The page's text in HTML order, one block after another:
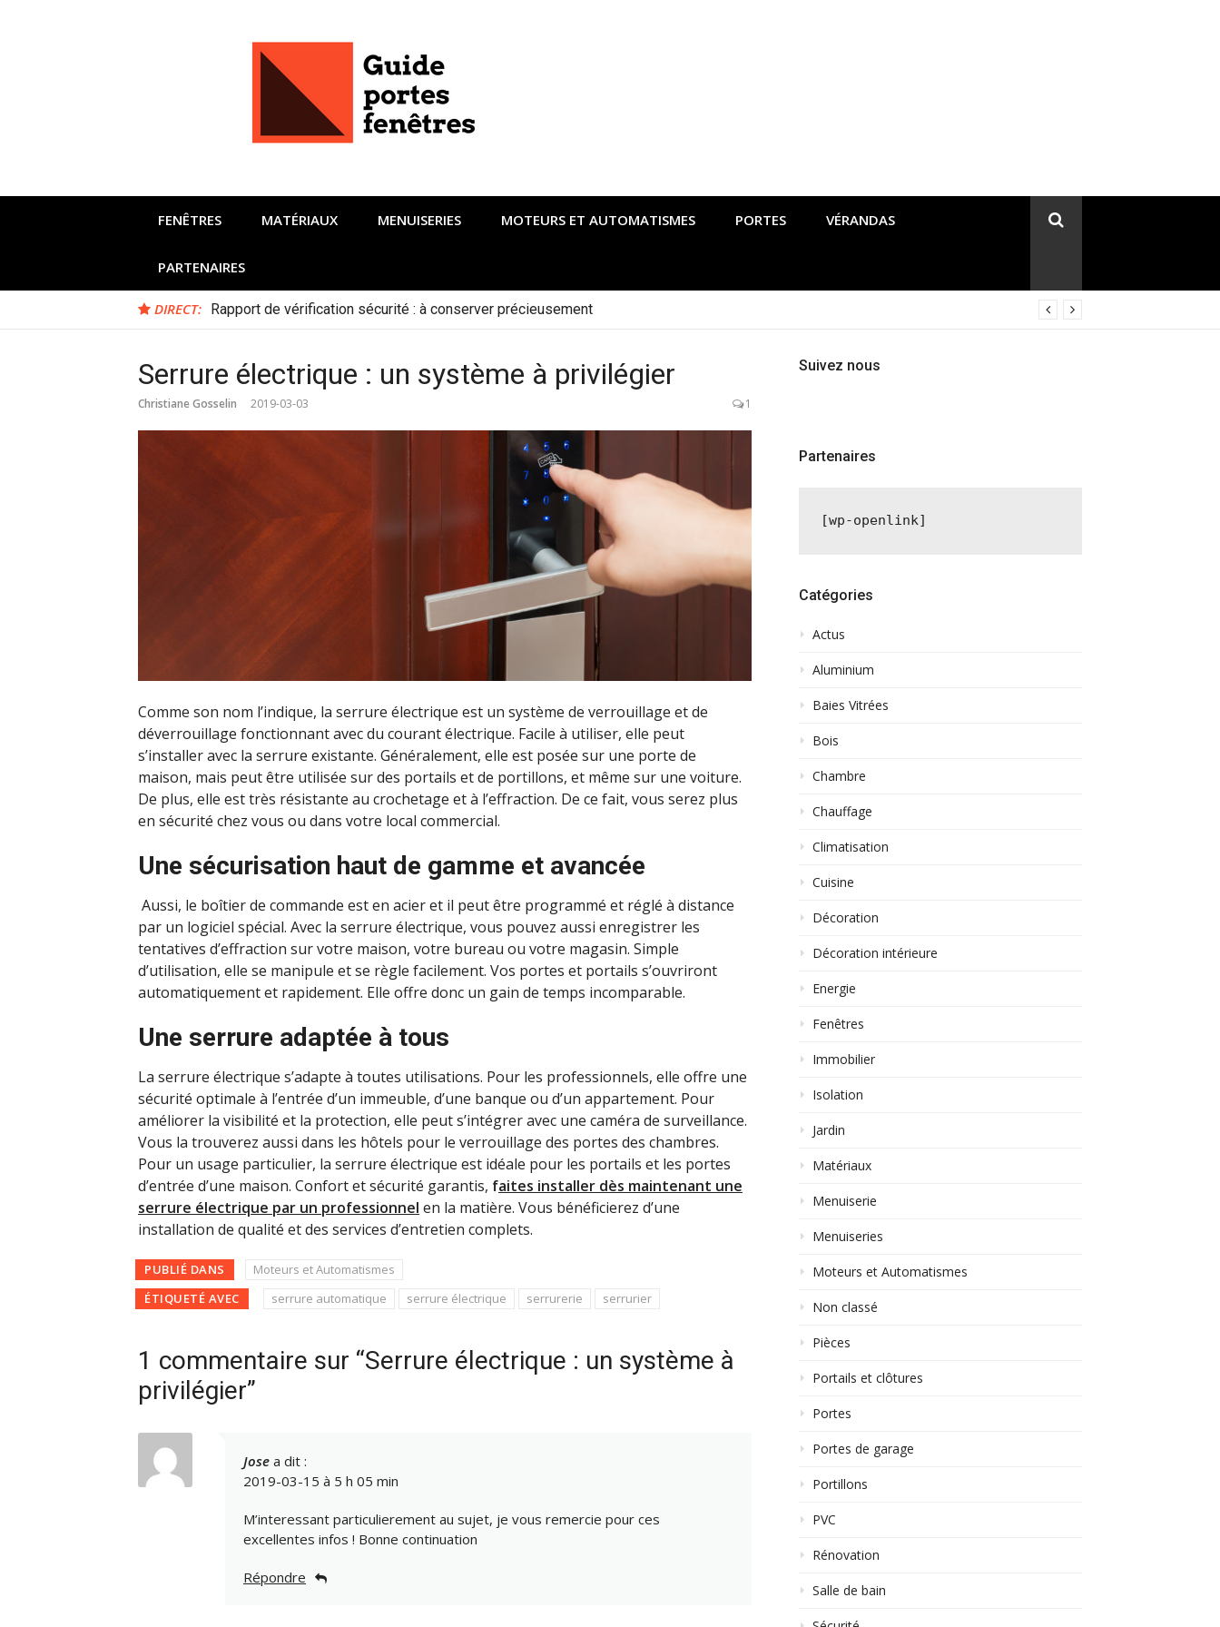
FENÊTRES MATÉRIAUX MENUISERIES MOTEURS ET AUTOMATISMES PORTES VÉRANDAS
PARTENAIRES
DIRECT: Rapport de vérification sécurité : à conserver précieusement
Serrure électrique : un système à privilégier
Christiane Gosselin 2019-03-03 1
Comme son nom l’indique, la serrure électrique est un système de verrouillage et de
déverrouillage fonctionnant avec du courant électrique. Facile à utiliser, elle peut
s’installer avec la serrure existante. Généralement, elle est posée sur une porte de
maison, mais peut être utilisée sur des portails et de portillons, et même sur une voiture.
De plus, elle est très résistante au crochetage et à l’effraction. De ce fait, vous serez plus
en sécurité chez vous ou dans votre local commercial.
Une sécurisation haut de gamme et avancée
Aussi, le boîtier de commande est en acier et il peut être programmé et réglé à distance
par un logiciel spécial. Avec la serrure électrique, vous pouvez aussi enregistrer les
tentatives d’effraction sur votre maison, votre bureau ou votre magasin. Simple
d’utilisation, elle se manipule et se règle facilement. Vos portes et portails s’ouvriront
automatiquement et rapidement. Elle offre donc un gain de temps incomparable.
Une serrure adaptée à tous
La serrure électrique s’adapte à toutes utilisations. Pour les professionnels, elle offre une
sécurité optimale à l’entrée d’un immeuble, d’une banque ou d’un appartement. Pour
améliorer la visibilité et la protection, elle peut s’intégrer avec une caméra de surveillance.
Vous la trouverez aussi dans les hôtels pour le verrouillage des portes des chambres.
Pour un usage particulier, la serrure électrique est idéale pour les portails et les portes
d’entrée d’une maison. Confort et sécurité garantis, faites installer dès maintenant une
serrure électrique par un professionnel en la matière. Vous bénéficierez d’une
installation de qualité et des services d’entretien complets.
PUBLIÉ DANS
Moteurs et Automatismes
ÉTIQUETÉ AVEC
serrure automatique serrure électrique serrurerie serrurier
1 commentaire sur “Serrure électrique : un système à
privilégier”
Jose a dit :
2019-03-15 à 5 h 05 min
M’interessant particulierement au sujet, je vous remercie pour ces
excellentes infos ! Bonne continuation
Répondre
Suivez nous
Partenaires
[wp-openlink]
Catégories
Actus
Aluminium
Baies Vitrées
Bois
Chambre
Chauffage
Climatisation
Cuisine
Décoration
Décoration intérieure
Energie
Fenêtres
Immobilier
Isolation
Jardin
Matériaux
Menuiserie
Menuiseries
Moteurs et Automatismes
Non classé
Pièces
Portails et clôtures
Portes
Portes de garage
Portillons
PVC
Rénovation
Salle de bain